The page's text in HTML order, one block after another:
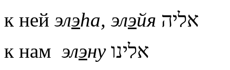
к ней элэhа, элэйя אליה
к нам элэну אלינו